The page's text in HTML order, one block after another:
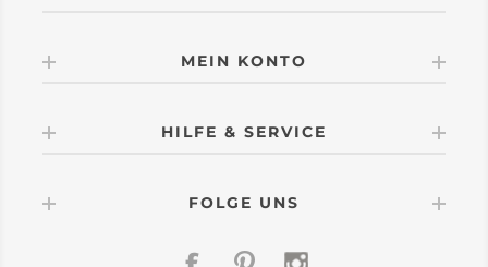
MEIN KONTO
HILFE & SERVICE
FOLGE UNS